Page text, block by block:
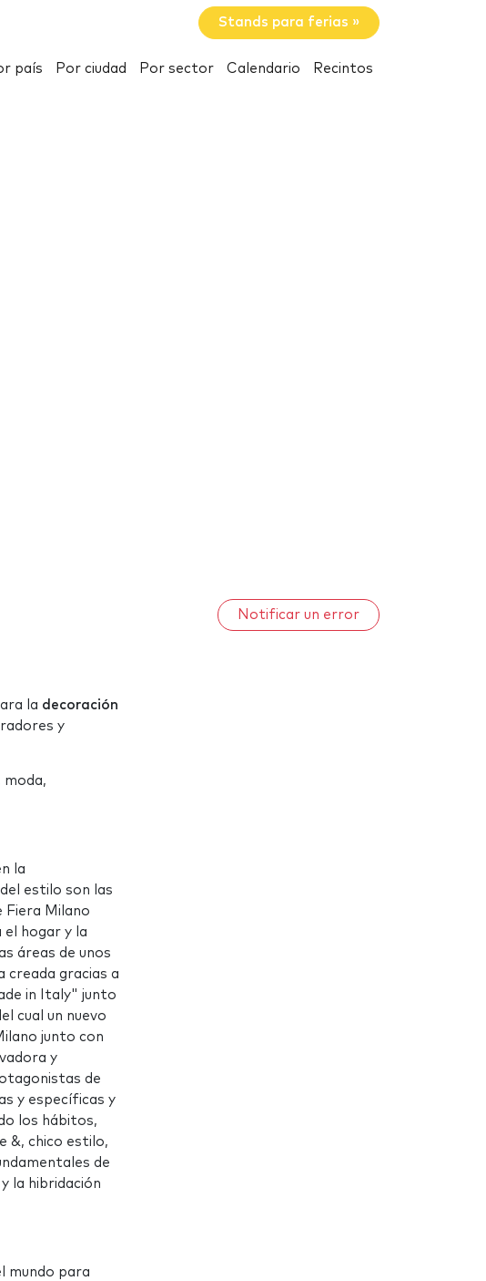
Stands para ferias »
país Por ciudad Por sector Calendario Recintos
Notificar un error
la decoración
y
moda,
la
estilo son las
Fiera Milano
el hogar y la
áreas de unos
creada gracias a
in Italy" junto
cual un nuevo
junto con
y
de
y específicas y
los hábitos,
&, chico estilo,
de
la hibridación
mundo para